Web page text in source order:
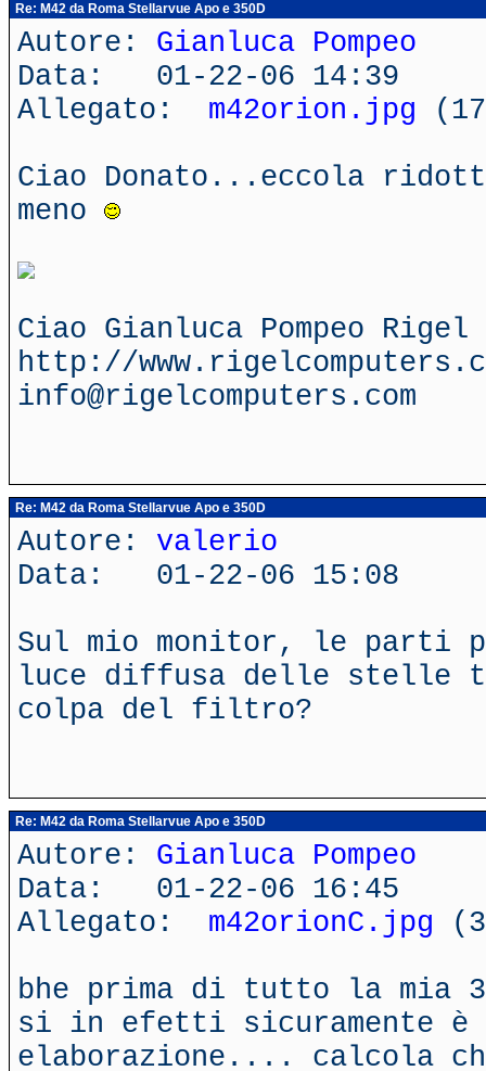
Re: M42 da Roma Stellarvue Apo e 350D
Autore: Gianluca Pompeo
Data: 01-22-06 14:39
Allegato: m42orion.jpg
Ciao Donato...eccola
meno
Ciao Gianluca Pompeo Rigel
http://
info@rigelcomputers.com
Re: M42 da Roma Stellarvue Apo e 350D
Autore: valerio
Data: 01-22-06 15:08
Sul mio monitor, le parti
luce diffusa delle stelle
colpa del filtro?
Re: M42 da Roma Stellarvue Apo e 350D
Autore: Gianluca Pompeo
Data: 01-22-06 16:45
Allegato: m42orionC.jpg
bhe prima di tutto la mia
si in efetti sicuramente è
elaborazione.... calcola